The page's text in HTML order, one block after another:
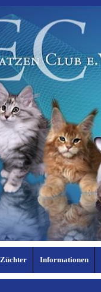
Züchter Informationen